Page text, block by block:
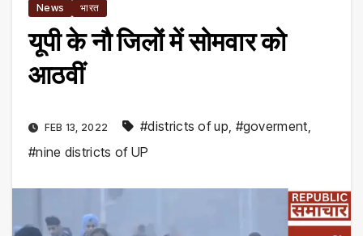
News भारत
यूपी के नौ जिलों में सोमवार को
आठवीं
FEB 13, 2022 #districts of up #goverment
#nine districts of UP